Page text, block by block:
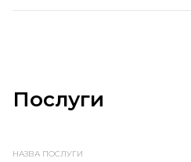
Послуги
НАЗВА ПРОВАЙДЕР